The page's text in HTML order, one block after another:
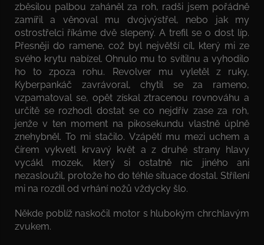
zběsilou palbou zaháněl za roh, radši jsem pořádně
zamířil a věnoval mu dvojvýstřel, nebo jak my
ostrostřelci říkáme dvě slepený. A trefil se o dost líp.
Přesněji do ramene, což byl největší cíl, který mi ze
svého krytu nabízel. Ohnulo mu to svítilnu a vyhodilo
ho to zpoza rohu. Revolver mu vyletěl z ruky,
Kyberpankáč zavrávoral, chytil se za rameno,
vzpamatoval se, opět získal ztracenou rovnováhu a
určitě se rozhodl dostat se co nejdřív zase za roh,
jenže v ten moment na pikosekundu vlastně úplně
znehybněl. To mi stačilo. Vzápětí mu mezi uchem a
čírem vykvetl krvavý květ a z druhé strany hlavy
vycákl mozek, který si ostatně nic jiného ani
nezasloužil, protože ho do téhle situace dostal. Střílení
mi na rozdíl od vrhání nožů vždycky šlo.
Někde poblíž naskočil motor s hlubokým chrchlavým
zvukem.